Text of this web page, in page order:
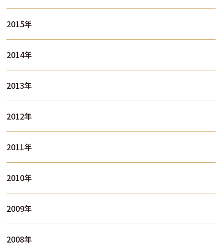
2015年
2014年
2013年
2012年
2011年
2010年
2009年
2008年